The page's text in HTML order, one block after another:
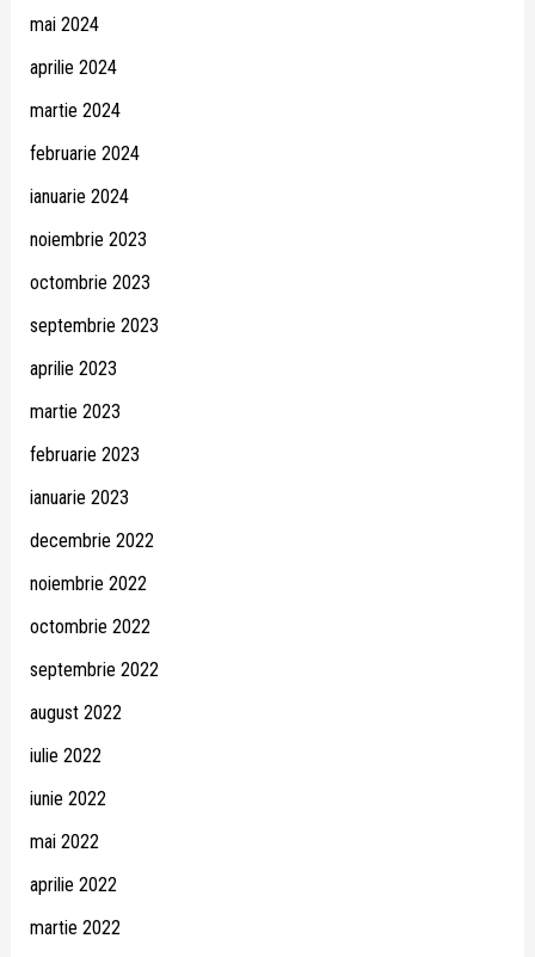
mai 2024
aprilie 2024
martie 2024
februarie 2024
ianuarie 2024
noiembrie 2023
octombrie 2023
septembrie 2023
aprilie 2023
martie 2023
februarie 2023
ianuarie 2023
decembrie 2022
noiembrie 2022
octombrie 2022
septembrie 2022
august 2022
iulie 2022
iunie 2022
mai 2022
aprilie 2022
martie 2022